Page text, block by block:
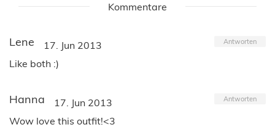
Kommentare
Lene 17. Jun 2013 Antworten
Like both :)
Hanna 17. Jun 2013 Antworten
Wow love this outfit!<3